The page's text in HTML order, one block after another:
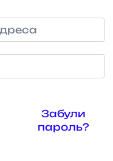
Забули
пароль?